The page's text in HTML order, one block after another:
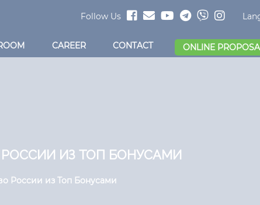
Follow Us
CAREER CONTACT ONLINE
ИЗ ТОП БОНУСАМИ
России из Топ Бонусами